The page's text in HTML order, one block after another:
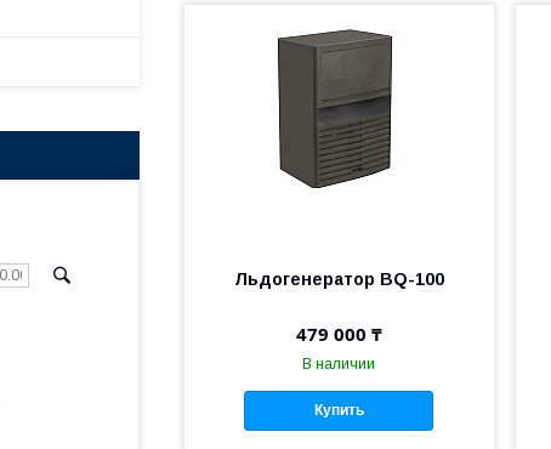
Льдогенератор BQ-100
479 000 ₸
В наличии
Купить